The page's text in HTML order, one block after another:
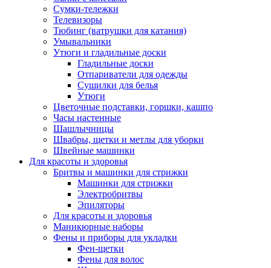
Сумки-тележки
Телевизоры
Тюбинг (ватрушки для катания)
Умывальники
Утюги и гладильные доски
Гладильные доски
Отпариватели для одежды
Сушилки для белья
Утюги
Цветочные подставки, горшки, кашпо
Часы настенные
Шашлычницы
Швабры, щетки и метлы для уборки
Швейные машинки
Для красоты и здоровья
Бритвы и машинки для стрижки
Машинки для стрижки
Электробритвы
Эпиляторы
Для красоты и здоровья
Маникюрные наборы
Фены и приборы для укладки
Фен-щетки
Фены для волос